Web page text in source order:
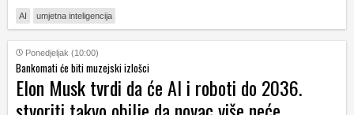
AI umjetna inteligencija
Ponedjeljak (10:00)
Bankomati će biti muzejski izlošci
Elon Musk tvrdi da će AI i roboti do 2036.